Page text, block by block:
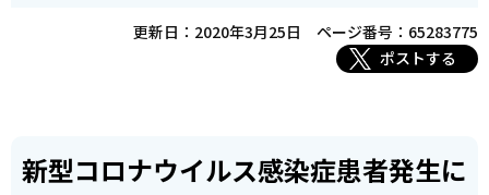
更新日：2020年3月25日
ページ番号：65283775
ポストする
新型コロナウイルス感染症患者発生に